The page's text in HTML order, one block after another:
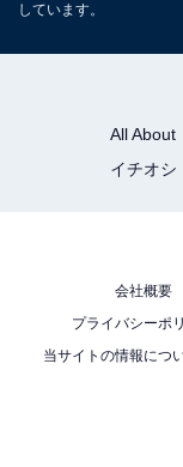
しています。
All About
イチオシ
会社概要
プライバシーポ
当サイトの情報につ